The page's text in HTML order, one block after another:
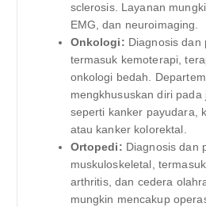
sclerosis. Layanan
EMG, dan neuroimaging.
Onkologi: Diagnosis dan
termasuk kemoterapi,
onkologi bedah.
mengkhususkan diri
seperti kanker payudara,
atau kanker kolorektal.
Ortopedi: Diagnosis dan
muskuloskeletal,
arthritis, dan cedera
mungkin mencakup